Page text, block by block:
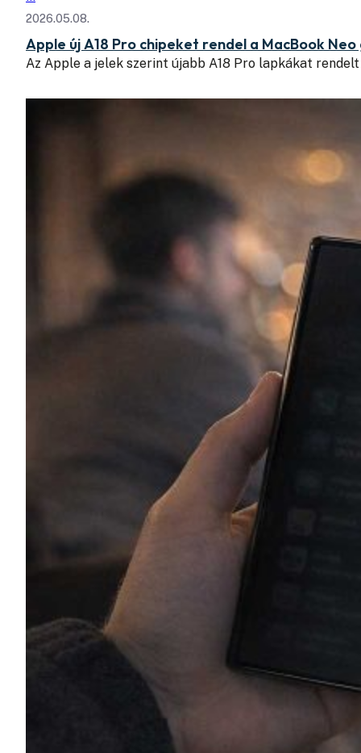
2026.05.08.
Apple új A18 Pro chipeket rendel a MacBook
Az Apple a jelek szerint újabb A18 Pro lapkákat